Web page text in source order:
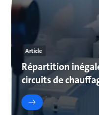
Article
Répartition
circuits de